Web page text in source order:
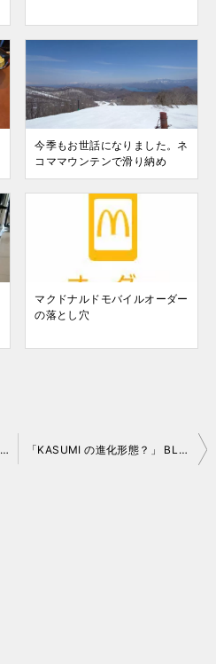
今季もお世話になりました。ネ
コママウンテンで滑り納め
マクドナルドモバイルオーダー
の落とし穴
表と裏で明暗。磐梯エリアのスキー場入込数を分析してみました（2023-24） 「KASUMI の進化形態？」 BLANDE 三郷に行ってみました